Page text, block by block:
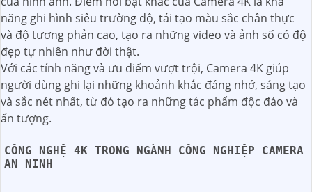
năng ghi hình siêu trường độ, tái tạo màu sắc chân thực
và độ tương phản cao, tạo ra những video và ảnh số có độ
đẹp tự nhiên như đời thật.
Với các tính năng và ưu điểm vượt trội, Camera 4K giúp
người dùng ghi lại những khoảnh khắc đáng nhớ, sáng tạo
và sắc nét nhất, từ đó tạo ra những tác phẩm độc đáo và
ấn tượng.
CÔNG NGHỆ 4K TRONG NGÀNH CÔNG NGHIỆP CAMERA
AN NINH